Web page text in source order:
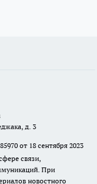
д. 3
от 18 сентября 2023
связи,
При
новостного